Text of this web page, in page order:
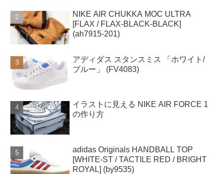
NIKE AIR CHUKKA MOC ULTRA
[FLAX / FLAX-BLACK-BLACK]
(ah7915-201)
アディダス スタンスミス 「ホワイト/
ブルー」 (FV4083)
イラストに見える NIKE AIR FORCE 1
の作り方
adidas Originals HANDBALL TOP
[WHITE-ST / TACTILE RED / BRIGHT
ROYAL] (by9535)